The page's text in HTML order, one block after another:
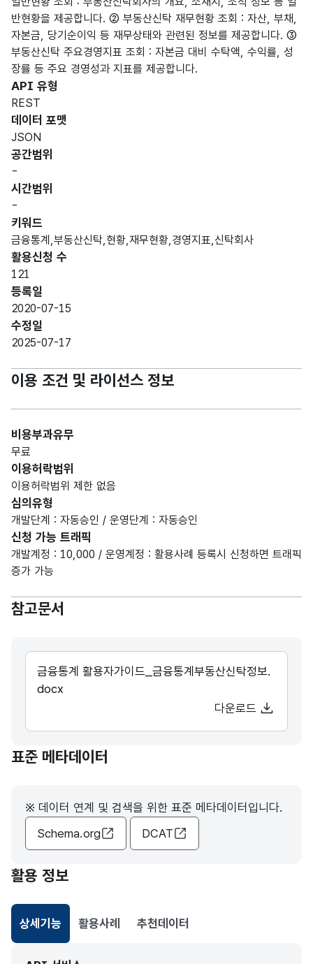
반현황을 제공합니다. ② 부동산신탁 재무현황 조회 : 자산, 부채,
자본금, 당기순이익 등 재무상태와 관련된 정보를 제공합니다. ③
부동산신탁 주요경영지표 조회 : 자본금 대비 수탁액, 수익률, 성
장률 등 주요 경영성과 지표를 제공합니다.
API 유형
REST
데이터 포맷
JSON
공간범위
-
시간범위
-
키워드
금융통계,부동산신탁,현황,재무현황,경영지표,신탁회사
활용신청 수
121
등록일
2020-07-15
수정일
2025-07-17
이용 조건 및 라이선스 정보
비용부과유무
무료
이용허락범위
이용허락범위 제한 없음
심의유형
개발단계 : 자동승인 / 운영단계 : 자동승인
신청 가능 트래픽
개발계정 : 10,000 / 운영계정 : 활용사례 등록시 신청하면 트래픽
증가 가능
참고문서
금융통계 활용자가이드_금융통계부동산신탁정보.
docx
다운로드
표준 메타데이터
※ 데이터 연계 및 검색을 위한 표준 메타데이터입니다.
Schema.org
DCAT
활용 정보
상세기능
선택됨
활용사례 추천데이터